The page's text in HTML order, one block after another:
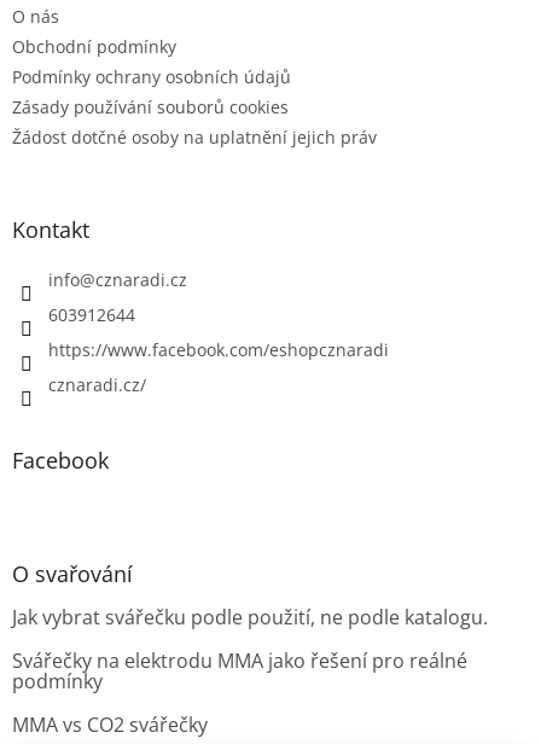
O nás
Obchodní podmínky
Podmínky ochrany osobních údajů
Zásady používání souborů cookies
Žádost dotčné osoby na uplatnění jejich práv
Kontakt
info@cznaradi.cz
603912644
https://www.facebook.com/eshopcznaradi
cznaradi.cz/
Facebook
O svařování
Jak vybrat svářečku podle použití, ne podle katalogu.
Svářečky na elektrodu MMA jako řešení pro reálné
podmínky
MMA vs CO2 svářečky